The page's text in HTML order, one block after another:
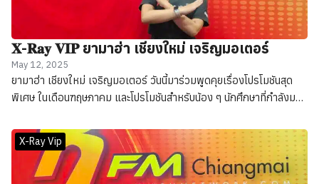
𝐗-𝐑𝐚𝐲 𝐕𝐈𝐏 ยามาฮ่า เชียงใหม่ เจริญมอเตอร์
May 12, 2025
ยามาฮ่า เชียงใหม่ เจริญมอเตอร์ วันนี้มาร่วมพูดคุยเรื่องโปรโมชันสุด
พิเศษ ในเดือนฑฤษภาคม และโปรโมชันสำหรับน้อง ๆ นักศึกษาที่กำลังมอง
เชียงใหม่กว่า 60 ปี
X-Ray Vip